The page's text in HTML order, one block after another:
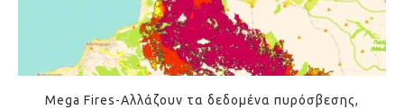
Mega Fires-Αλλάζουν τα δεδομένα πυρόσβεσης,